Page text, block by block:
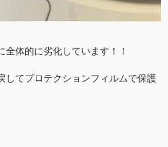
全体的に劣化しています！！
してプロテクションフィルムで保護